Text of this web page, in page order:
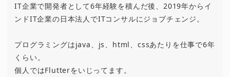
IT企業で開発者として6年経験を積んだ後、2019年からイ
ンドIT企業の日本法人でITコンサルにジョブチェンジ。
プログラミングはjava、js、html、cssあたりを仕事で6年
くらい。
個人ではFlutterをいじってます。